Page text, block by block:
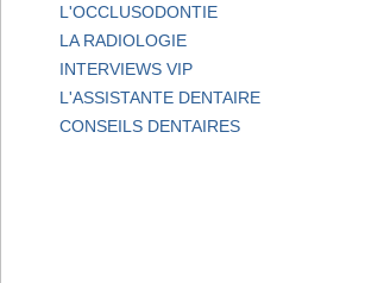
L'OCCLUSODONTIE
LA RADIOLOGIE
INTERVIEWS VIP
L'ASSISTANTE DENTAIRE
CONSEILS DENTAIRES